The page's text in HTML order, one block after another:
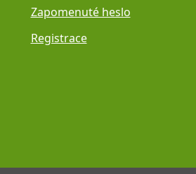
Zapomenuté heslo
Registrace